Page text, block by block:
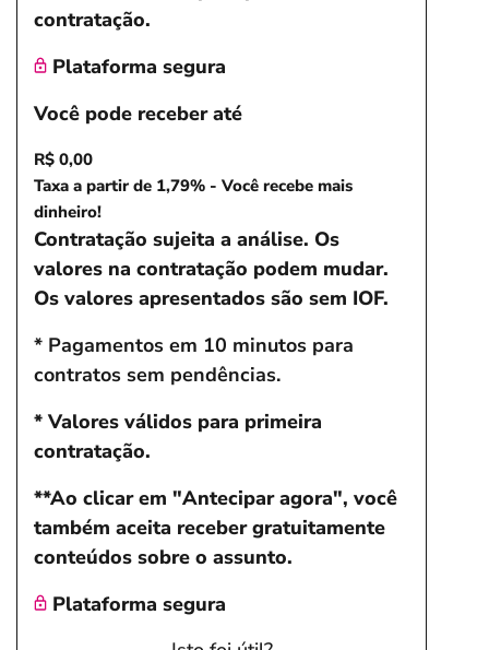
contratação.
Plataforma segura
Você pode receber até
R$ 0,00
Taxa a partir de 1,79% - Você recebe mais
dinheiro!
Contratação sujeita a análise. Os
valores na contratação podem mudar.
Os valores apresentados são sem IOF.
* Pagamentos em 10 minutos para
contratos sem pendências.
* Valores válidos para primeira
contratação.
**Ao clicar em "Antecipar agora", você
também aceita receber gratuitamente
conteúdos sobre o assunto.
Plataforma segura